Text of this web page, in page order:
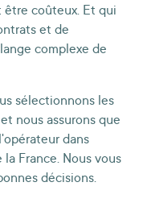
coûteux. Et qui
et de
complexe de
sélectionnons les
nous assurons que
dans
France. Nous vous
décisions.